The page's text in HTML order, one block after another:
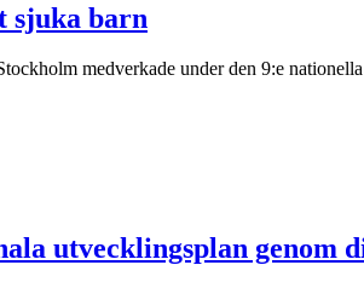
sjuka barn
medverkade under den 9:e
utvecklingsplan genom